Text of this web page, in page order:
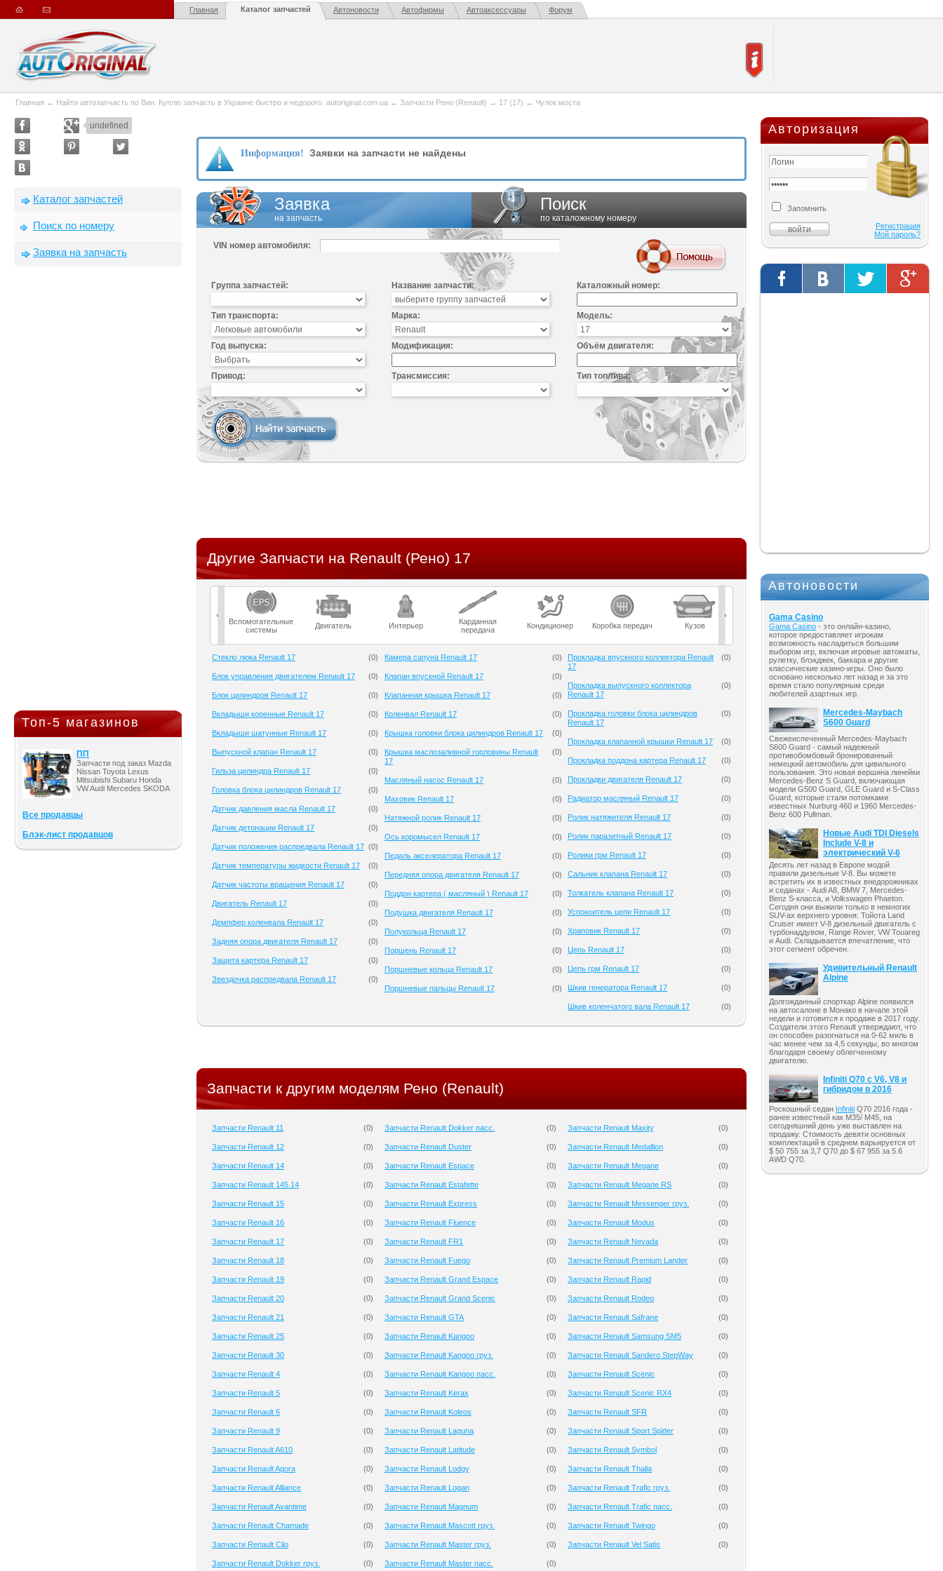
Главная Каталог запчастей Автоновости Автофирмы Автоаксессуары Форум
Главная → Найти автозапчасть по Вин. Куплю запчасть в Украине быстро и недорого. autoriginal.com.ua → Запчасти Рено (Renault) → 17 (17) → Чулок моста
undefined
Каталог запчастей
Поиск по номеру
Заявка на запчасть
Топ-5 магазинов
ПП
Запчасти под заказ Mazda
Nissan Toyota Lexus
Mitsubishi Subaru Honda
VW Audi Mercedes SKODA
Все продавцы
Блэк-лист продавцов
Информация! Заявки на запчасти не найдены
Заявка
на запчасть
Поиск
по каталожному номеру
VIN номер автомобиля:
Группа запчастей: Название запчасти: Каталожный номер:
Тип транспорта: Марка: Модель:
Год выпуска: Модификация: Объём двигателя:
Привод: Трансмиссия: Тип топлива:
Другие Запчасти на Renault (Рено) 17
Вспомогательные
системы
Двигатель Интерьер
Карданная
передача
Кондиционер Коробка передач Кузов Масла Мост
Cтекло люка Renault 17 (0)
Блок управления двигателем Renault 17 (0)
Блок цилиндров Renault 17 (0)
Вкладыши коренные Renault 17 (0)
Вкладыши шатунные Renault 17 (0)
Выпускной клапан Renault 17 (0)
Гильза цилиндра Renault 17 (0)
Головка блока цилиндров Renault 17 (0)
Датчик давления масла Renault 17 (0)
Датчик детонации Renault 17 (0)
Датчик положения распредвала Renault 17 (0)
Датчик температуры жидкости Renault 17 (0)
Датчик частоты вращения Renault 17 (0)
Двигатель Renault 17 (0)
Демпфер коленвала Renault 17 (0)
Задняя опора двигателя Renault 17 (0)
Защита картера Renault 17 (0)
Звездочка распредвала Renault 17 (0)
Камера сапуна Renault 17 (0)
Клапан впускной Renault 17 (0)
Клапанная крышка Renault 17 (0)
Коленвал Renault 17 (0)
Крышка головки блока цилиндров Renault 17 (0)
Крышка маслозаливной горловины Renault
17
(0)
Масляный насос Renault 17 (0)
Маховик Renault 17 (0)
Натяжной ролик Renault 17 (0)
Ось коромысел Renault 17 (0)
Педаль акселератора Renault 17 (0)
Передняя опора двигателя Renault 17 (0)
Поддон картера ( масляный ) Renault 17 (0)
Подушка двигателя Renault 17 (0)
Полукольца Renault 17 (0)
Поршень Renault 17 (0)
Поршневые кольца Renault 17 (0)
Поршневые пальцы Renault 17 (0)
Прокладка впускного коллектора Renault
17
(0)
Прокладка выпускного коллектора
Renault 17
(0)
Прокладка головки блока цилиндров
Renault 17
(0)
Прокладка клапанной крышки Renault 17 (0)
Прокладка поддона картера Renault 17 (0)
Прокладки двигателя Renault 17 (0)
Радиатор масляный Renault 17 (0)
Ролик натяжителя Renault 17 (0)
Ролик паразитный Renault 17 (0)
Ролики грм Renault 17 (0)
Сальник клапана Renault 17 (0)
Толкатель клапана Renault 17 (0)
Успокоитель цепи Renault 17 (0)
Храповик Renault 17 (0)
Цепь Renault 17 (0)
Цепь грм Renault 17 (0)
Шкив генератора Renault 17 (0)
Шкив коленчатого вала Renault 17 (0)
Запчасти к другим моделям Рено (Renault)
Запчасти Renault 11 (0)
Запчасти Renault 12 (0)
Запчасти Renault 14 (0)
Запчасти Renault 145.14 (0)
Запчасти Renault 15 (0)
Запчасти Renault 16 (0)
Запчасти Renault 17 (0)
Запчасти Renault 18 (0)
Запчасти Renault 19 (0)
Запчасти Renault 20 (0)
Запчасти Renault 21 (0)
Запчасти Renault 25 (0)
Запчасти Renault 30 (0)
Запчасти Renault 4 (0)
Запчасти Renault 5 (0)
Запчасти Renault 6 (0)
Запчасти Renault 9 (0)
Запчасти Renault A610 (0)
Запчасти Renault Agora (0)
Запчасти Renault Alliance (0)
Запчасти Renault Avantime (0)
Запчасти Renault Chamade (0)
Запчасти Renault Clio (0)
Запчасти Renault Dokker груз. (0)
Запчасти Renault Dokker пасс. (0)
Запчасти Renault Duster (0)
Запчасти Renault Espace (0)
Запчасти Renault Estafette (0)
Запчасти Renault Express (0)
Запчасти Renault Fluence (0)
Запчасти Renault FR1 (0)
Запчасти Renault Fuego (0)
Запчасти Renault Grand Espace (0)
Запчасти Renault Grand Scenic (0)
Запчасти Renault GTA (0)
Запчасти Renault Kangoo (0)
Запчасти Renault Kangoo груз. (0)
Запчасти Renault Kangoo пасс. (0)
Запчасти Renault Kerax (0)
Запчасти Renault Koleos (0)
Запчасти Renault Laguna (0)
Запчасти Renault Latitude (0)
Запчасти Renault Lodgy (0)
Запчасти Renault Logan (0)
Запчасти Renault Magnum (0)
Запчасти Renault Mascott груз. (0)
Запчасти Renault Master груз. (0)
Запчасти Renault Master пасс. (0)
Запчасти Renault Maxity (0)
Запчасти Renault Medallion (0)
Запчасти Renault Megane (0)
Запчасти Renault Megane RS (0)
Запчасти Renault Messenger груз. (0)
Запчасти Renault Modus (0)
Запчасти Renault Nevada (0)
Запчасти Renault Premium Lander (0)
Запчасти Renault Rapid (0)
Запчасти Renault Rodeo (0)
Запчасти Renault Safrane (0)
Запчасти Renault Samsung SM5 (0)
Запчасти Renault Sandero StepWay (0)
Запчасти Renault Scenic (0)
Запчасти Renault Scenic RX4 (0)
Запчасти Renault SFR (0)
Запчасти Renault Sport Spider (0)
Запчасти Renault Symbol (0)
Запчасти Renault Thalia (0)
Запчасти Renault Trafic груз. (0)
Запчасти Renault Trafic пасс. (0)
Запчасти Renault Twingo (0)
Запчасти Renault Vel Satis (0)
Авторизация
Запомнить
Регистрация
Мой пароль?
Автоновости
Gama Casino
Gama Casino - это онлайн-казино,
которое предоставляет игрокам
возможность насладиться большим
выбором игр, включая игровые автоматы,
рулетку, блэкджек, баккара и другие
классические казино-игры. Оно было
основано несколько лет назад и за это
время стало популярным среди
любителей азартных игр.
Mercedes-Maybach
S600 Guard
Свежеиспеченный Mercedes-Maybach
S600 Guard - самый надежный
противобомбовый бронированный
немецкий автомобиль для цивильного
пользования. Это новая вершина линейки
Mercedes-Benz S Guard, включающая
модели G500 Guard, GLE Guard и S-Class
Guard, которые стали потомками
известных Nurburg 460 и 1960 Mercedes-
Benz 600 Pullman.
Новые Audi TDI Diesels
Include V-8 и
электрический V-6
Десять лет назад в Европе модой
правили дизельные V-8. Вы можете
встретить их в известных внедорожниках
и седанах - Audi A8, BMW 7, Mercedes-
Benz S-класса, и Volkswagen Phaeton.
Сегодня они выжили только в немногих
SUV-ах верхнего уровня: Тойота Land
Cruiser имеет V-8 дизельный двигатель с
турбонаддувом, Range Rover, VW Touareg
и Audi. Складывается впечатление, что
этот сегмент обречен.
Удивительный Renault
Alpine
Долгожданный спорткар Alpine появился
на автосалоне в Монако в начале этой
недели и готовится к продаже в 2017 году.
Создатели этого Renault утверждают, что
он способен разогнаться на 0-62 миль в
час менее чем за 4,5 секунды, во многом
благодаря своему облегченному
двигателю.
Infiniti Q70 с V6, V8 и
гибридом в 2016
Роскошный седан Infiniti Q70 2016 года -
ранее известный как M35/ M45, на
сегодняшний день уже выставлен на
продажу. Стоимость девяти основных
комплектаций в среднем варьируется от
$ 50 755 за 3,7 Q70 до $ 67 955 за 5.6
AWD Q70.